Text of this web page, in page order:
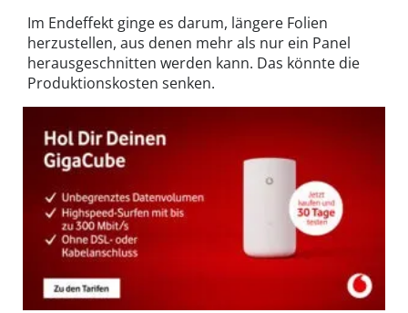
Im Endeffekt ginge es darum, längere Folien
herzustellen, aus denen mehr als nur ein Panel
herausgeschnitten werden kann. Das könnte die
Produktionskosten senken.